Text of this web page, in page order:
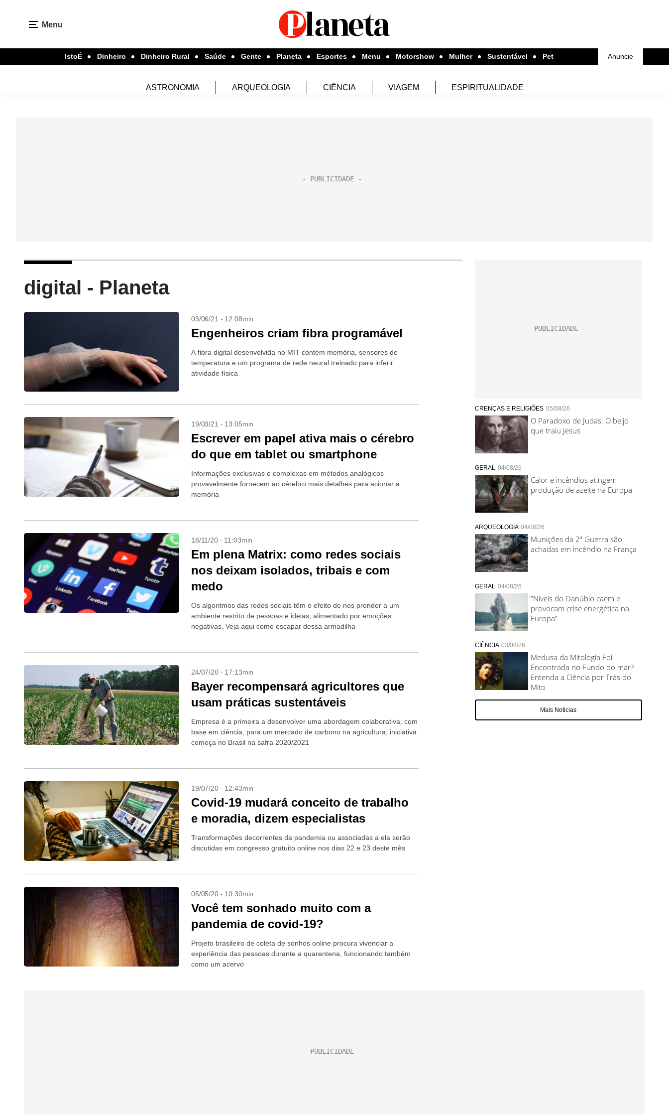
Menu
IstoÉ Dinheiro Dinheiro Rural Saúde Gente Planeta Esportes Menu Motorshow Mulher Sustentável Pet Anuncie
ASTRONOMIA ARQUEOLOGIA CIÊNCIA VIAGEM ESPIRITUALIDADE
digital - Planeta
03/06/21 - 12:08min
Engenheiros criam fibra programável
A fibra digital desenvolvida no MIT contém memória, sensores de
temperatura e um programa de rede neural treinado para inferir
atividade física
19/03/21 - 13:05min
Escrever em papel ativa mais o cérebro
do que em tablet ou smartphone
Informações exclusivas e complexas em métodos analógicos
provavelmente fornecem ao cérebro mais detalhes para acionar a
memória
18/11/20 - 11:03min
Em plena Matrix: como redes sociais
nos deixam isolados, tribais e com
medo
Os algoritmos das redes sociais têm o efeito de nos prender a um
ambiente restrito de pessoas e ideias, alimentado por emoções
negativas. Veja aqui como escapar dessa armadilha
24/07/20 - 17:13min
Bayer recompensará agricultores que
usam práticas sustentáveis
Empresa é a primeira a desenvolver uma abordagem colaborativa, com
base em ciência, para um mercado de carbono na agricultura; iniciativa
começa no Brasil na safra 2020/2021
19/07/20 - 12:43min
Covid-19 mudará conceito de trabalho
e moradia, dizem especialistas
Transformações decorrentes da pandemia ou associadas a ela serão
discutidas em congresso gratuito online nos dias 22 e 23 deste mês
05/05/20 - 10:30min
Você tem sonhado muito com a
pandemia de covid-19?
Projeto brasileiro de coleta de sonhos online procura vivenciar a
experiência das pessoas durante a quarentena, funcionando também
como um acervo
CRENÇAS E RELIGIÕES 05/08/26
O Paradoxo de Judas: O beijo
que traiu Jesus
GERAL 04/08/26
Calor e incêndios atingem
produção de azeite na Europa
ARQUEOLOGIA 04/08/26
Munições da 2ª Guerra são
achadas em incêndio na França
GERAL 04/08/26
“Níveis do Danúbio caem e
provocam crise energética na
Europa”
CIÊNCIA 03/08/26
Medusa da Mitologia Foi
Encontrada no Fundo do mar?
Entenda a Ciência por Trás do
Mito
Mais Noticias